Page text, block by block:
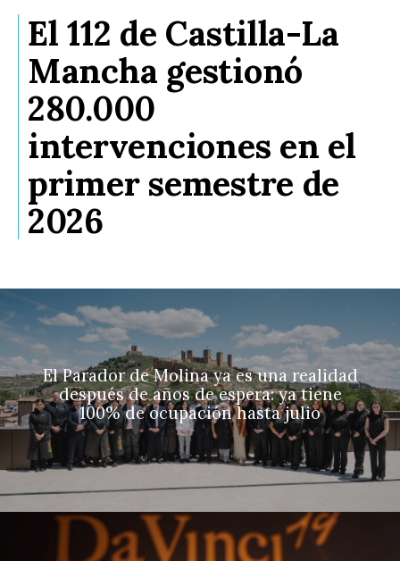
El 112 de Castilla-La
Mancha gestionó
280.000
intervenciones en el
primer semestre de
2026
El Parador de Molina ya es una realidad
después de años de espera: ya tiene
100% de ocupación hasta julio